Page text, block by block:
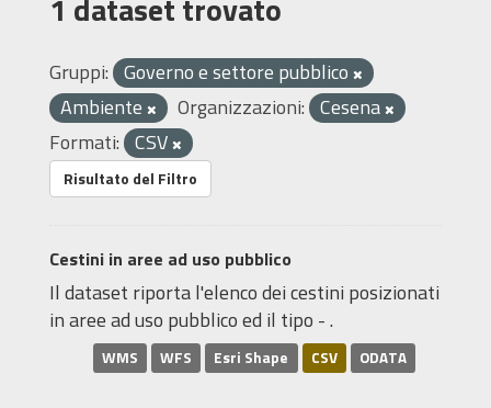
Gruppi: Governo e settore pubblico
Ambiente
Organizzazioni: Cesena
Formati: CSV
Risultato del Filtro
Cestini in aree ad uso pubblico
Il dataset riporta l'elenco dei cestini posizionati
in aree ad uso pubblico ed il tipo - .
WMS WFS Esri Shape CSV ODATA